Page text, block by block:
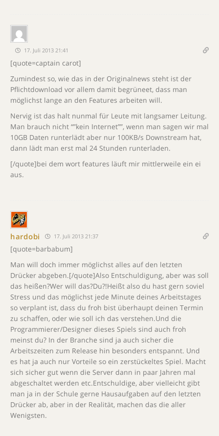
17. Juli 2013 21:41
[quote=captain carot]
Zumindest so, wie das in der Originalnews steht ist der
Pflichtdownload vor allem damit begrüneet, dass man
möglichst lange an den Features arbeiten will.
Nervig ist das halt nunmal für Leute mit langsamer Leitung.
Man brauch nicht “”kein Internet””, wenn man sagen wir mal
10GB Daten runterlädt aber nur 100KB/s Downstream hat,
dann lädt man erst mal 24 Stunden runterladen.
[/quote]bei dem wort features läuft mir mittlerweile ein ei
aus.
hardobi 17. Juli 2013 21:37
[quote=barbabum]
Man will doch immer möglichst alles auf den letzten
Drücker abgeben.[/quote]Also Entschuldigung, aber was soll
das heißen?Wer will das?Du?!Heißt also du hast gern soviel
Stress und das möglichst jede Minute deines Arbeitstages
so verplant ist, dass du froh bist überhaupt deinen Termin
zu schaffen, oder wie soll ich das verstehen.Und die
Programmierer/Designer dieses Spiels sind auch froh
meinst du? In der Branche sind ja auch sicher die
Arbeitszeiten zum Release hin besonders entspannt. Und
es hat ja auch nur Vorteile so ein zerstückeltes Spiel. Macht
sich sicher gut wenn die Server dann in paar Jahren mal
abgeschaltet werden etc.Entschuldige, aber vielleicht gibt
man ja in der Schule gerne Hausaufgaben auf den letzten
Drücker ab, aber in der Realität, machen das die aller
Wenigsten.